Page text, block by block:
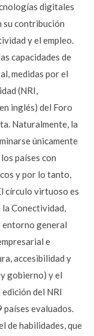
digitales
su contribución
y el empleo.
capacidades de
medidas por el
(NRI,
inglés) del Foro
Naturalmente, la
únicamente
países con
y por lo tanto,
círculo virtuoso es
la Conectividad,
general
e
accesibilidad y
gobierno) y el
del NRI
evaluados.
de habilidades, que